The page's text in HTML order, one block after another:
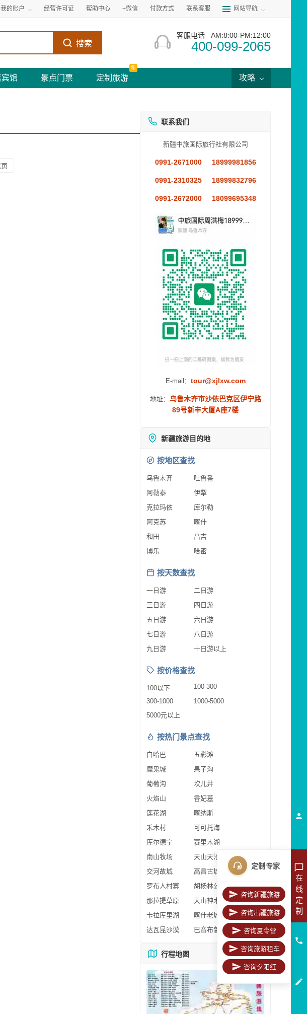
我的账户 经营许可证 帮助中心 +微信 付款方式 联系客服 网站导航
搜索
客服电话 AM:8:00-PM:12:00
400-099-2065
馆 景点门票 定制旅游
新
攻略
联系我们
新疆中旅国际旅行社有限公司
0991-2671000 18999981856
0991-2310325 18999832796
0991-2672000 18099695348
E-mail： tour@xjlxw.com
地址： 乌鲁木齐市沙依巴克区伊宁路
89号新丰大厦A座7楼
新疆旅游目的地
按地区查找
乌鲁木齐
吐鲁番
阿勒泰
伊犁
克拉玛依
库尔勒
阿克苏
喀什
和田
昌吉
博乐
哈密
按天数查找
一日游
二日游
三日游
四日游
五日游
六日游
七日游
八日游
九日游
十日游以上
按价格查找
100以下
100-300
300-1000
1000-5000
5000元以上
按热门景点查找
白哈巴
五彩滩
魔鬼城
果子沟
葡萄沟
坎儿井
火焰山
香妃墓
莲花湖
喀纳斯
禾木村
可可托海
库尔德宁
赛里木湖
南山牧场
天山天池
交河故城
高昌古城
罗布人村寨
胡杨林公园
那拉提草原
天山神木园
卡拉库里湖
喀什老城区
达瓦昆沙漠
巴音布鲁克
行程地图 更多地图
在
线
定
制
定制专家
咨询新疆旅游
咨询出疆旅游
咨询夏令营
咨询旅游租车
咨询夕阳红